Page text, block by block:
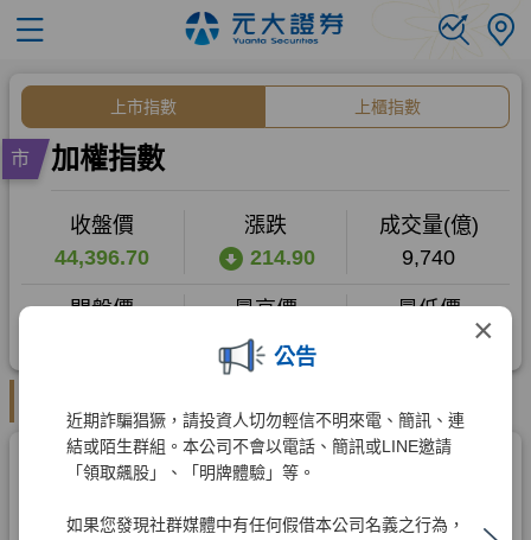
×
公告
近期詐騙猖獗，請投資人切勿輕信不明來電、簡訊、連
結或陌生群組。本公司不會以電話、簡訊或LINE邀請
「領取飆股」、「明牌體驗」等。
如果您發現社群媒體中有任何假借本公司名義之行為，